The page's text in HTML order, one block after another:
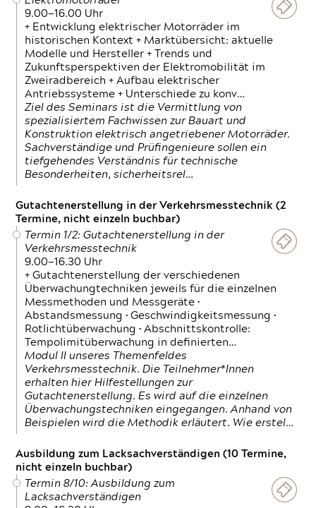
9.00—16.00 Uhr
+ Entwicklung elektrischer Motorräder im
historischen Kontext + Marktübersicht: aktuelle
Modelle und Hersteller + Trends und
Zukunftsperspektiven der Elektromobilität im
Zweiradbereich + Aufbau elektrischer
Antriebssysteme + Unterschiede zu konv…
Ziel des Seminars ist die Vermittlung von
spezialisiertem Fachwissen zur Bauart und
Konstruktion elektrisch angetriebener Motorräder.
Sachverständige und Prüfingenieure sollen ein
tiefgehendes Verständnis für technische
Besonderheiten, sicherheitsrel…
Gutachtenerstellung in der Verkehrsmesstechnik (2
Termine, nicht einzeln buchbar)
Termin 1/2: Gutachtenerstellung in der
Verkehrsmesstechnik
9.00—16.30 Uhr
+ Gutachtenerstellung der verschiedenen
Überwachungtechniken jeweils für die einzelnen
Messmethoden und Messgeräte •
Abstandsmessung • Geschwindigkeitsmessung •
Rotlichtüberwachung • Abschnittskontrolle:
Tempolimitüberwachung in definierten…
Modul II unseres Themenfeldes
Verkehrsmesstechnik. Die Teilnehmer*Innen
erhalten hier Hilfestellungen zur
Gutachtenerstellung. Es wird auf die einzelnen
Überwachungstechniken eingegangen. Anhand von
Beispielen wird die Methodik erläutert. Wie erstel…
Ausbildung zum Lacksachverständigen (10 Termine,
nicht einzeln buchbar)
Termin 8/10: Ausbildung zum
Lacksachverständigen